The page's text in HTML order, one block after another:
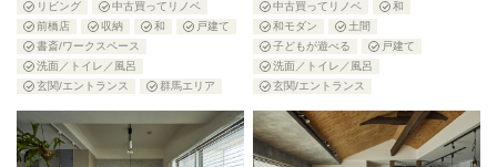
リビング
中古買ってリノベ
前橋店
収納 和
戸建て
書斎/ワークスペース
洗面／トイレ／風呂
玄関/エントランス
群馬エリア
中古買ってリノベ
和
和モダン
土間
子どもが遊べる
戸建て
洗面／トイレ／風呂
玄関/エントランス